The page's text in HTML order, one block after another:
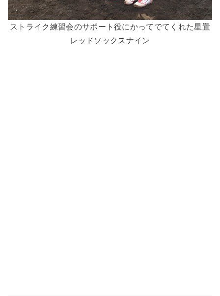
ストライク練習会のサポート役にかってでてくれた星置
レッドソックスナイン